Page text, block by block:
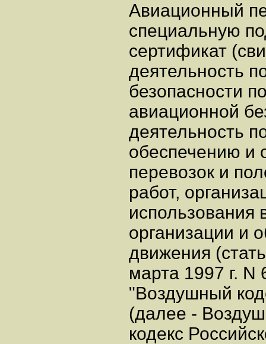
Авиационный
специальную
сертификат
деятельность
безопасности
авиационной
деятельность
обеспечению и
перевозок и
работ,
использования
организации и
движения
марта 1997 г. N
"Воздушный
(далее -
кодекс